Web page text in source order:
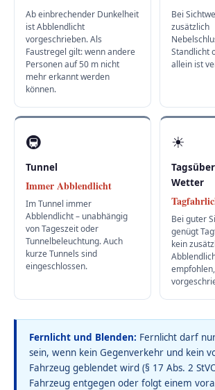
Ab einbrechender Dunkelheit
ist Abblendlicht
vorgeschrieben. Als
Faustregel gilt: wenn andere
Personen auf 50 m nicht
mehr erkannt werden
können.
Bei
zusätzlich
Standlicht
allein ist
🚇
Tunnel
Immer Abblendlicht
Im Tunnel immer
Abblendlicht – unabhängig
von Tageszeit oder
Tunnelbeleuchtung. Auch
kurze Tunnels sind
eingeschlossen.
☀
Wetter
Bei guter
genügt
kein
Fernlicht und Blenden: Fernlicht darf
sein, wenn kein Gegenverkehr und kein
Fahrzeug geblendet wird (§ 17 Abs. 2
Fahrzeug entgegen oder folgt einem